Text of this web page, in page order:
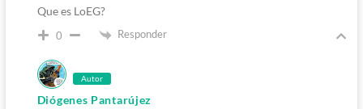
Que es LoEG?
0 Responder
Autor
Diógenes Pantarújez